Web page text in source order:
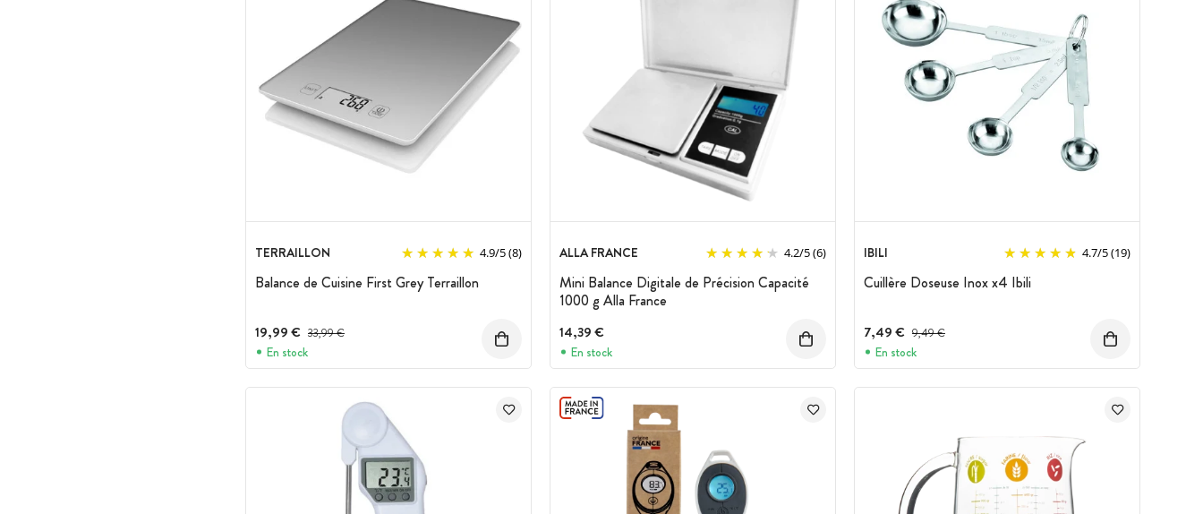
TERRAILLON 4.9/5(8)
Balance de Cuisine First Grey Terraillon
19,99 € Prix avant réduction :
33,99 €
En stock
ALLA FRANCE 4.2/5(6)
Mini Balance Digitale de Précision Capacité
1000 g Alla France
14,39 €
En stock
IBILI 4.7/5(19)
Cuillère Doseuse Inox x4 Ibili
7,49 € Prix avant réduction :
9,49 €
En stock